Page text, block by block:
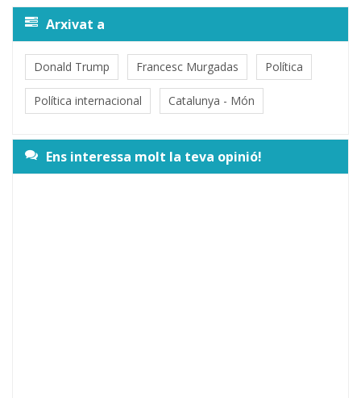
Arxivat a
Donald Trump Francesc Murgadas Política
Política internacional Catalunya - Món
Ens interessa molt la teva opinió!